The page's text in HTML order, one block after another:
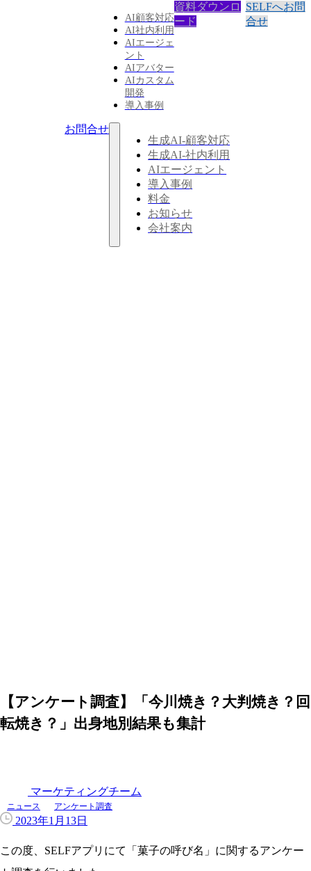
AI顧客対応
AI社内利用
AIエージェ
ント
AIアバター
AIカスタム
開発
導入事例
資料ダウンロ
ード
SELFへお問
合せ
お問合せ
生成AI-顧客対応
生成AI-社内利用
AIエージェント
導入事例
料金
お知らせ
会社案内
【アンケート調査】「今川焼き？大判焼き？回
転焼き？」出身地別結果も集計
マーケティングチーム
ニュース アンケート調査
2023年1月13日
この度、SELFアプリにて「菓子の呼び名」に関するアンケー